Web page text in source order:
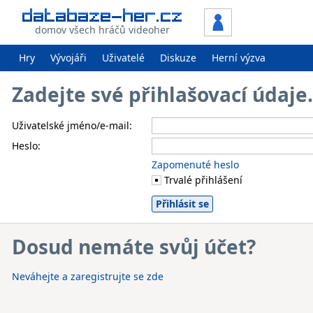
domov všech hráčů videoher
Hry Vývojáři Uživatelé Diskuze Herní výzva
Zadejte své přihlašovací
Uživatelské jméno/e-mail:
Heslo:
Zapomenuté heslo
Trvalé přihlášení
Dosud nemáte svůj účet?
Neváhejte a zaregistrujte se zde